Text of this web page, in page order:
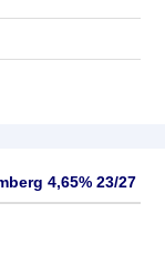
4,65% 23/27